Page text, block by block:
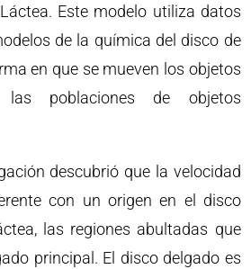
Este modelo utiliza datos
de la química del disco de
en que se mueven los objetos
las poblaciones de objetos
descubrió que la velocidad
con un origen en el disco
las regiones abultadas que
principal. El disco delgado es